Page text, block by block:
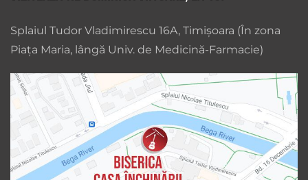
Splaiul Tudor Vladimirescu 16A, Timișoara (În zona
Piața Maria, lângă Univ. de Medicină-Farmacie)